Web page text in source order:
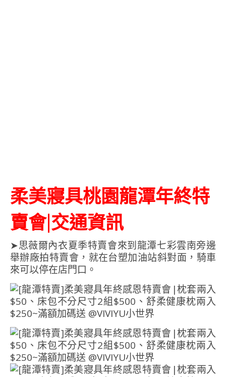
柔美寢具桃園龍潭年終特
賣會|交通資訊
➤思薇爾內衣夏季特賣會來到龍潭七彩雲南旁邊
舉辦廠拍特賣會，就在台塑加油站斜對面，騎車
來可以停在店門口。